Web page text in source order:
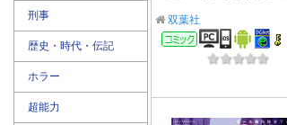
双葉社
コミック
刑事
歴史・時代・伝記
ホラー
超能力